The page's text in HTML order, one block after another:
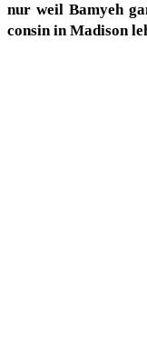
nur weil Bamy­eh
con­sin in Madi­son